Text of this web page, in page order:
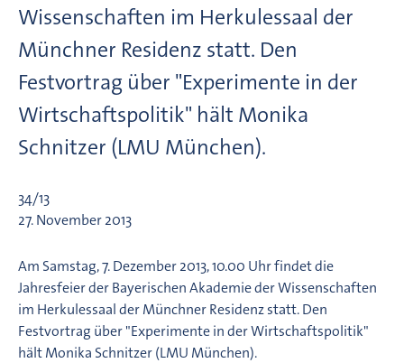
Wissenschaften im Herkulessaal der
Münchner Residenz statt. Den
Festvortrag über "Experimente in der
Wirtschaftspolitik" hält Monika
Schnitzer (LMU München).
34/13
27. November 2013
Am Samstag, 7. Dezember 2013, 10.00 Uhr findet die
Jahresfeier der Bayerischen Akademie der Wissenschaften
im Herkulessaal der Münchner Residenz statt. Den
Festvortrag über "Experimente in der Wirtschaftspolitik"
hält Monika Schnitzer (LMU München).